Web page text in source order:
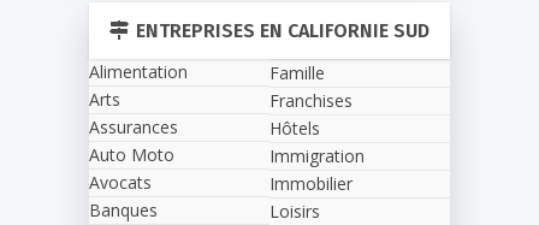
ENTREPRISES EN CALIFORNIE SUD
Alimentation
Arts
Assurances
Auto Moto
Avocats
Banques
Famille
Franchises
Hôtels
Immigration
Immobilier
Loisirs